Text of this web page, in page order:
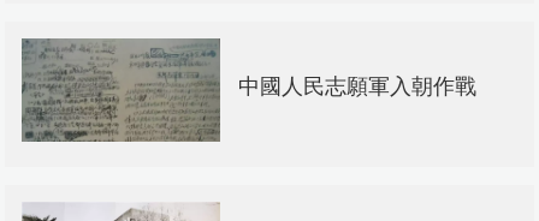
中國人民志願軍入朝作戰